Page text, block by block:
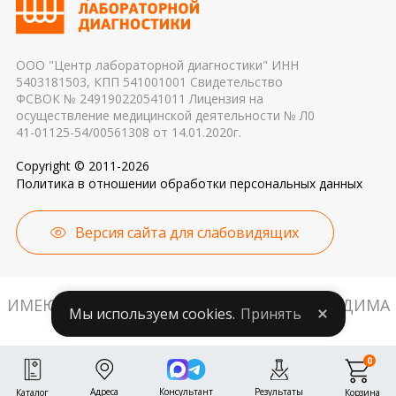
причиной погрешности в результатах
ООО "Центр лабораторной диагностики" ИНН
5403181503, КПП 541001001 Свидетельство
ФСВОК № 249190220541011 Лицензия на
осуществление медицинской деятельности № Л0
41-01125-54/00561308 от 14.01.2020г.
Copyright © 2011-2026
Политика в отношении обработки персональных данных
Версия сайта для слабовидящих
ИМЕЮТСЯ ПРОТИВОПОКАЗАНИЯ. НЕОБХОДИМА
КОНСУЛЬТАЦИЯ СПЕЦИАЛИСТА.
Каталог Адреса Консультант Результаты Корзина
0
Мы используем cookies. Принять